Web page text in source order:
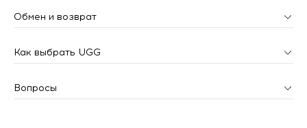
Обмен и возврат
Как выбрать UGG
Вопросы